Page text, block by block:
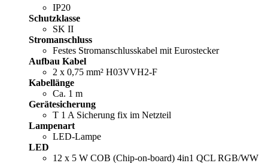
IP20
Schutzklasse
SK II
Stromanschluss
Festes Stromanschlusskabel mit Eurostecker
Aufbau Kabel
2 x 0,75 mm² H03VVH2-F
Kabellänge
Ca. 1 m
Gerätesicherung
T 1 A Sicherung fix im Netzteil
Lampenart
LED-Lampe
LED
12 x 5 W COB (Chip-on-board) 4in1 QCL RGB/WW